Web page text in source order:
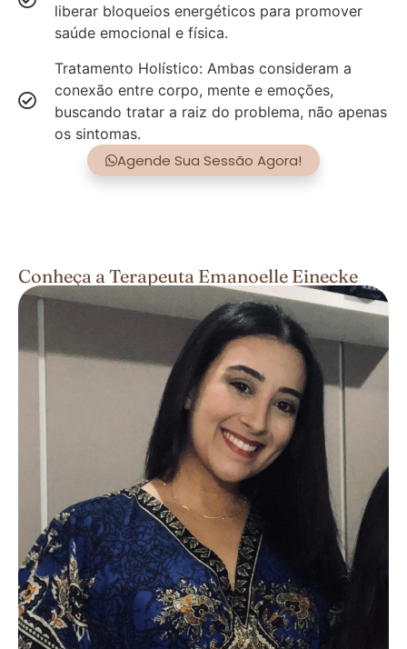
liberar bloqueios energéticos para promover
saúde emocional e física.
Tratamento Holístico: Ambas consideram a
conexão entre corpo, mente e emoções,
buscando tratar a raiz do problema, não apenas
os sintomas.
Agende Sua Sessão Agora!
Conheça a Terapeuta Emanoelle Einecke